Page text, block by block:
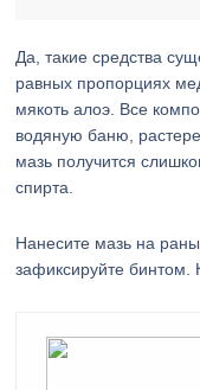
Да, такие средства
равных пропорциях
мякоть алоэ. Все
водяную баню,
мазь получится
спирта.
Нанесите мазь на
зафиксируйте бинтом.